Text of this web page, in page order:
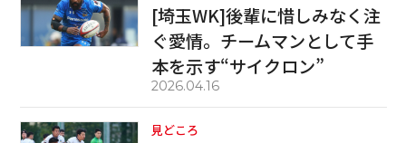
[埼玉WK]後輩に惜しみなく注
ぐ愛情。チームマンとして手
本を示す“サイクロン”
2026.04.16
見どころ